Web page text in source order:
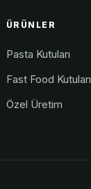
ÜRÜNLER
Pasta Kutuları
Fast Food Kutuları
Özel Üretim